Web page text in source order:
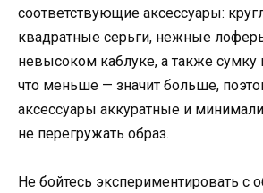
соответствующие аксессуары:
квадратные серьги, нежные
невысоком каблуке, а также сумку
что меньше — значит больше,
аксессуары аккуратные и
не перегружать образ.
Не бойтесь экспериментировать с